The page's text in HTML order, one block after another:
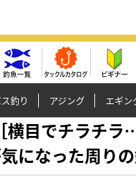
釣り アジング エギン
目でチラチラ
になった周りの